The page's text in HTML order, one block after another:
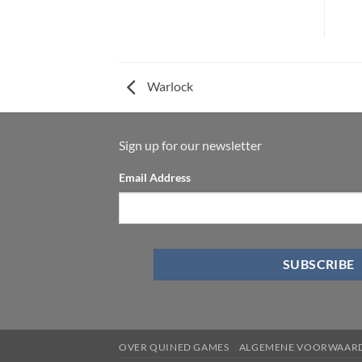
Warlock
Sign up for our newsletter
Email Address
OVER QUINED GAMES ALGEMENE